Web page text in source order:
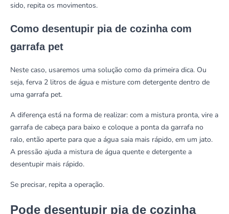
sido, repita os movimentos.
Como desentupir pia de cozinha com
garrafa pet
Neste caso, usaremos uma solução como da primeira dica. Ou
seja, ferva 2 litros de água e misture com detergente dentro de
uma garrafa pet.
A diferença está na forma de realizar: com a mistura pronta, vire a
garrafa de cabeça para baixo e coloque a ponta da garrafa no
ralo, então aperte para que a água saia mais rápido, em um jato.
A pressão ajuda a mistura de água quente e detergente a
desentupir mais rápido.
Se precisar, repita a operação.
Pode desentupir pia de cozinha